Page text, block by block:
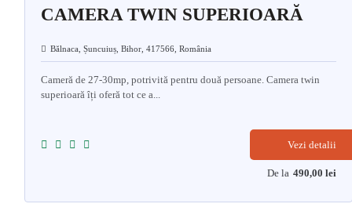
CAMERA TWIN SUPERIOARĂ
Bălnaca, Șuncuiuș, Bihor, 417566, România
Cameră de 27-30mp, potrivită pentru două persoane. Camera twin
superioară îți oferă tot ce a...
Vezi detalii
De la 490,00 lei